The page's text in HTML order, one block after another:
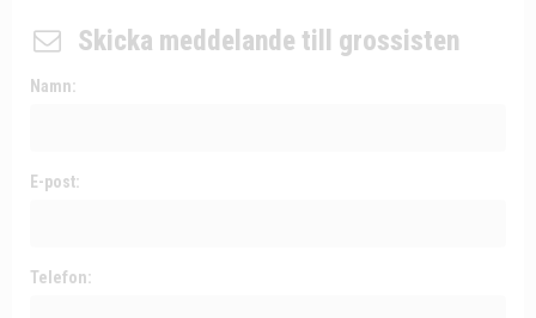
Skicka meddelande till grossisten
Namn:
E-post:
Telefon: